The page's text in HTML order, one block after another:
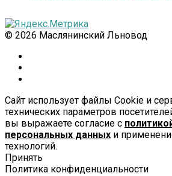
© 2026 Маслянинский Льновод
Сайт использует файлы Cookie и
технических параметров
вы выражаете согласие с
персональных данных и
технологий.
Принять
Политика конфиденциальности